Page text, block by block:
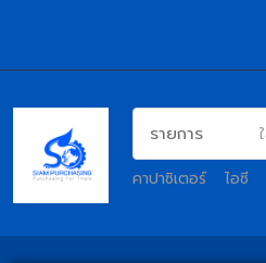
คาปาซิเตอร์ ไอซี